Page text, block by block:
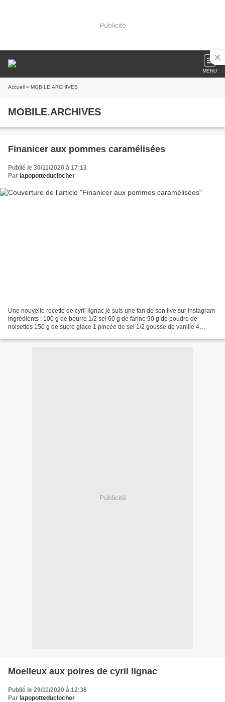
Publicité
MENU
Accueil » MOBILE.ARCHIVES
MOBILE.ARCHIVES
Finanicer aux pommes caramélisées
Publié le 30/11/2020 à 17:13
Par lapopotteduclocher
Une nouvelle recette de cyril lignac je suis une fan de son live sur instagram
ingrédients : 100 g de beurre 1/2 sel 60 g de farine 90 g de poudre de
noisettes 150 g de sucre glace 1 pincée de sel 1/2 gousse de vanille 4
Publicité
Moelleux aux poires de cyril lignac
Publié le 29/11/2020 à 12:38
Par lapopotteduclocher